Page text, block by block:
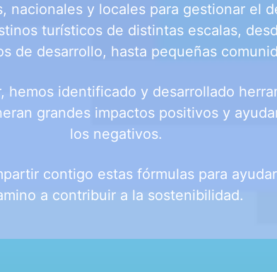
nacionales y locales para gestionar el
turísticos de distintas escalas,
de desarrollo, hasta pequeñas
hemos identificado y desarrollado
grandes impactos positivos y
los negativos.
contigo estas fórmulas para
a contribuir a la sostenibilidad.